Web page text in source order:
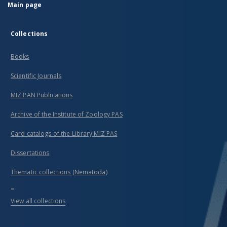
Main page
Collections
Books
Scientific Journals
MIZ PAN Publications
Archive of the Institute of Zoology PAS
Card catalogs of the Library MIZ PAS
Dissertations
Thematic collections (Nematoda)
...
View all collections